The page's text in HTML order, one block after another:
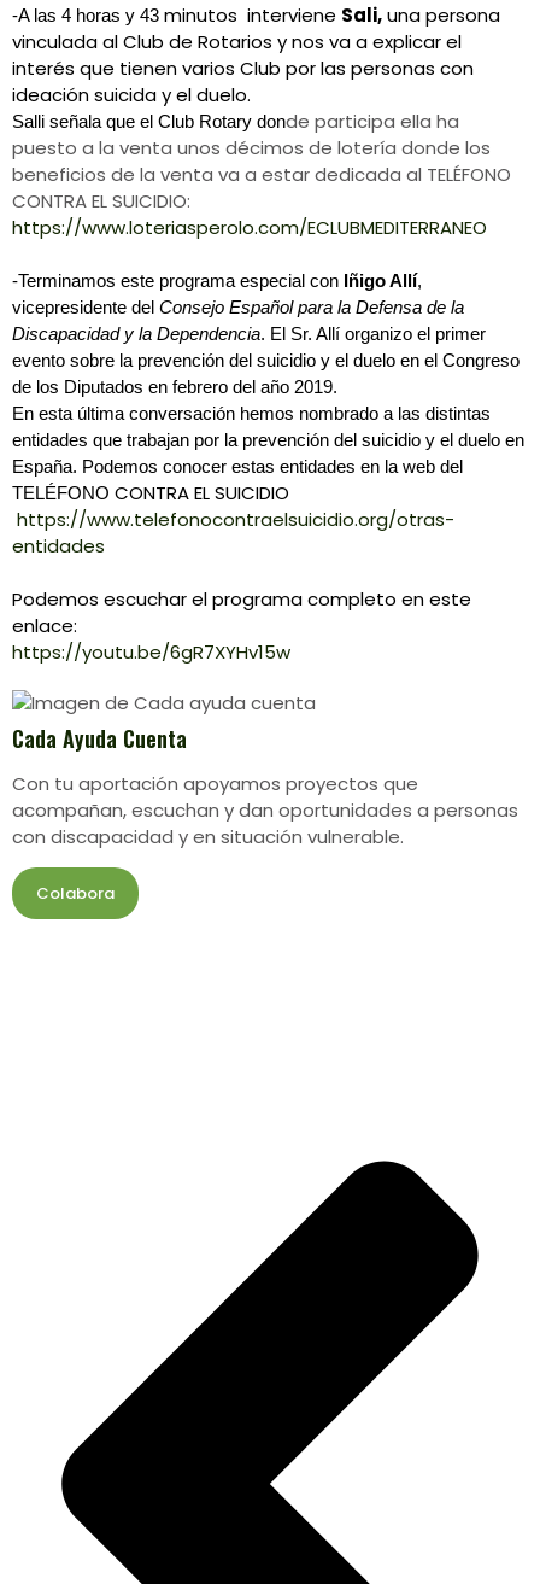
-A las 4 horas y 43 minutos interviene Sali,una persona
vinculada al Club de Rotarios y nos va a explicar el
interés que tienen varios Club por las personas con
ideación suicida y el duelo.
Salli señala que el Club Rotary donde participa ella ha
puesto a la venta unos décimos de lotería donde los
beneficios de la venta va a estar dedicada al TELÉFONO
CONTRA EL SUICIDIO:
https://www.loteriasperolo.com/ECLUBMEDITERRANEO
-Terminamos este programa especial con Iñigo Allí,
vicepresidente del Consejo Español para la Defensa de la
Discapacidad y la Dependencia. El Sr. Allí organizo el primer
evento sobre la prevención del suicidio y el duelo en el Congreso
de los Diputados en febrero del año 2019.
En esta última conversación hemos nombrado a las distintas
entidades que trabajan por la prevención del suicidio y el duelo en
España. Podemos conocer estas entidades en la web del
TELÉFONO CONTRA EL SUICIDIO
https://www.telefonocontraelsuicidio.org/otras-
entidades
Podemos escuchar el programa completo en este
enlace:
https://youtu.be/6gR7XYHv15w
Cada Ayuda Cuenta
Con tu aportación apoyamos proyectos que
acompañan, escuchan y dan oportunidades a personas
con discapacidad y en situación vulnerable.
Colabora